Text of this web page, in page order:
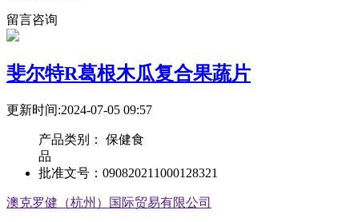
留言咨询
斐尔特R葛根木瓜复合果蔬片
更新时间:2024-07-05 09:57
产品类别： 保健食
品
批准文号： 090820211000128321
澳克罗健（杭州）国际贸易有限公司